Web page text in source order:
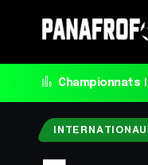
Championnats